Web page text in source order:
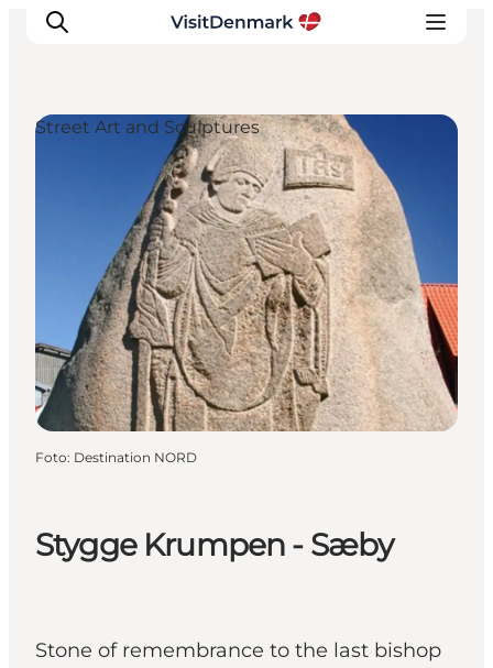
Ispirazioni
Dove andare
Cosa fare
Dove dormire
Pianifica il viaggio
Stygge Krumpen - Sæby
Stone of remembrance to the last bishop
Street Art and Sculptures
Foto: Destination NORD